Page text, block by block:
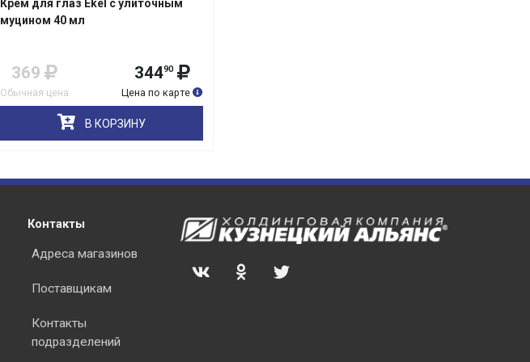
Крем для глаз Ekel c улиточным
муцином 40 мл
369
Обычная цена
34490
Цена по карте
В КОРЗИНУ
раз в 2 недели
Контакты
Адреса магазинов
Поставщикам
Контакты
подразделений